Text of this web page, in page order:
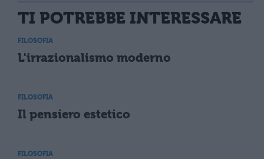
TI POTREBBE INTERESSARE
FILOSOFIA
L'irrazionalismo moderno
FILOSOFIA
Il pensiero estetico
FILOSOFIA